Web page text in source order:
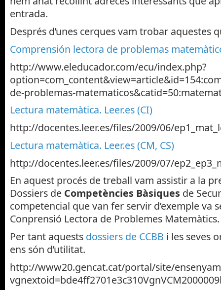
entrada.
Després d’unes cerques vam trobar aquestes
Comprensión lectora de problemas
http://www.eleducador.com/ecu/index.php?
de-problemas-
Lectura matemàtica. Leer.es (CI)
http://docentes.leer.es/files/2009/06/
Lectura matemàtica. Leer.es (CM, CS)
http://docentes.leer.es/files/2009/07/
En aquest procés de treball vam assistir a la
Dossiers de Competències Bàsiques de
competencial que van fer servir d’exemple va
Conprensió Lectora de Problemes Matemàtics.
Per tant aquests dossiers de CCBB i les seves
ens són d’utilitat.
http://www20.gencat.cat/portal/site/